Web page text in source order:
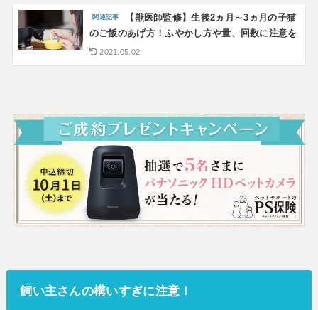
【獣医師監修】生後2ヵ月～3ヵ月の子猫
のご飯のあげ方！ふやかし方や量、回数に注意を
2021.05.02
飼い主さんの構いすぎに注意！